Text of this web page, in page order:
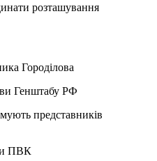
розташування
Городілова
Генштабу РФ
представників
ПВК